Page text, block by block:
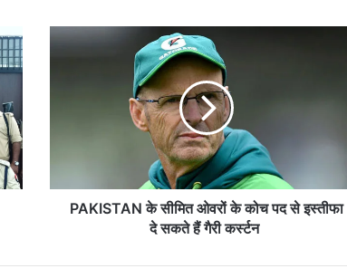
PAKISTAN
इस्तीफा
गैरी
PAKISTAN के सीमित ओवरों के कोच पद से इस्तीफा
दे सकते हैं गैरी कर्स्टन